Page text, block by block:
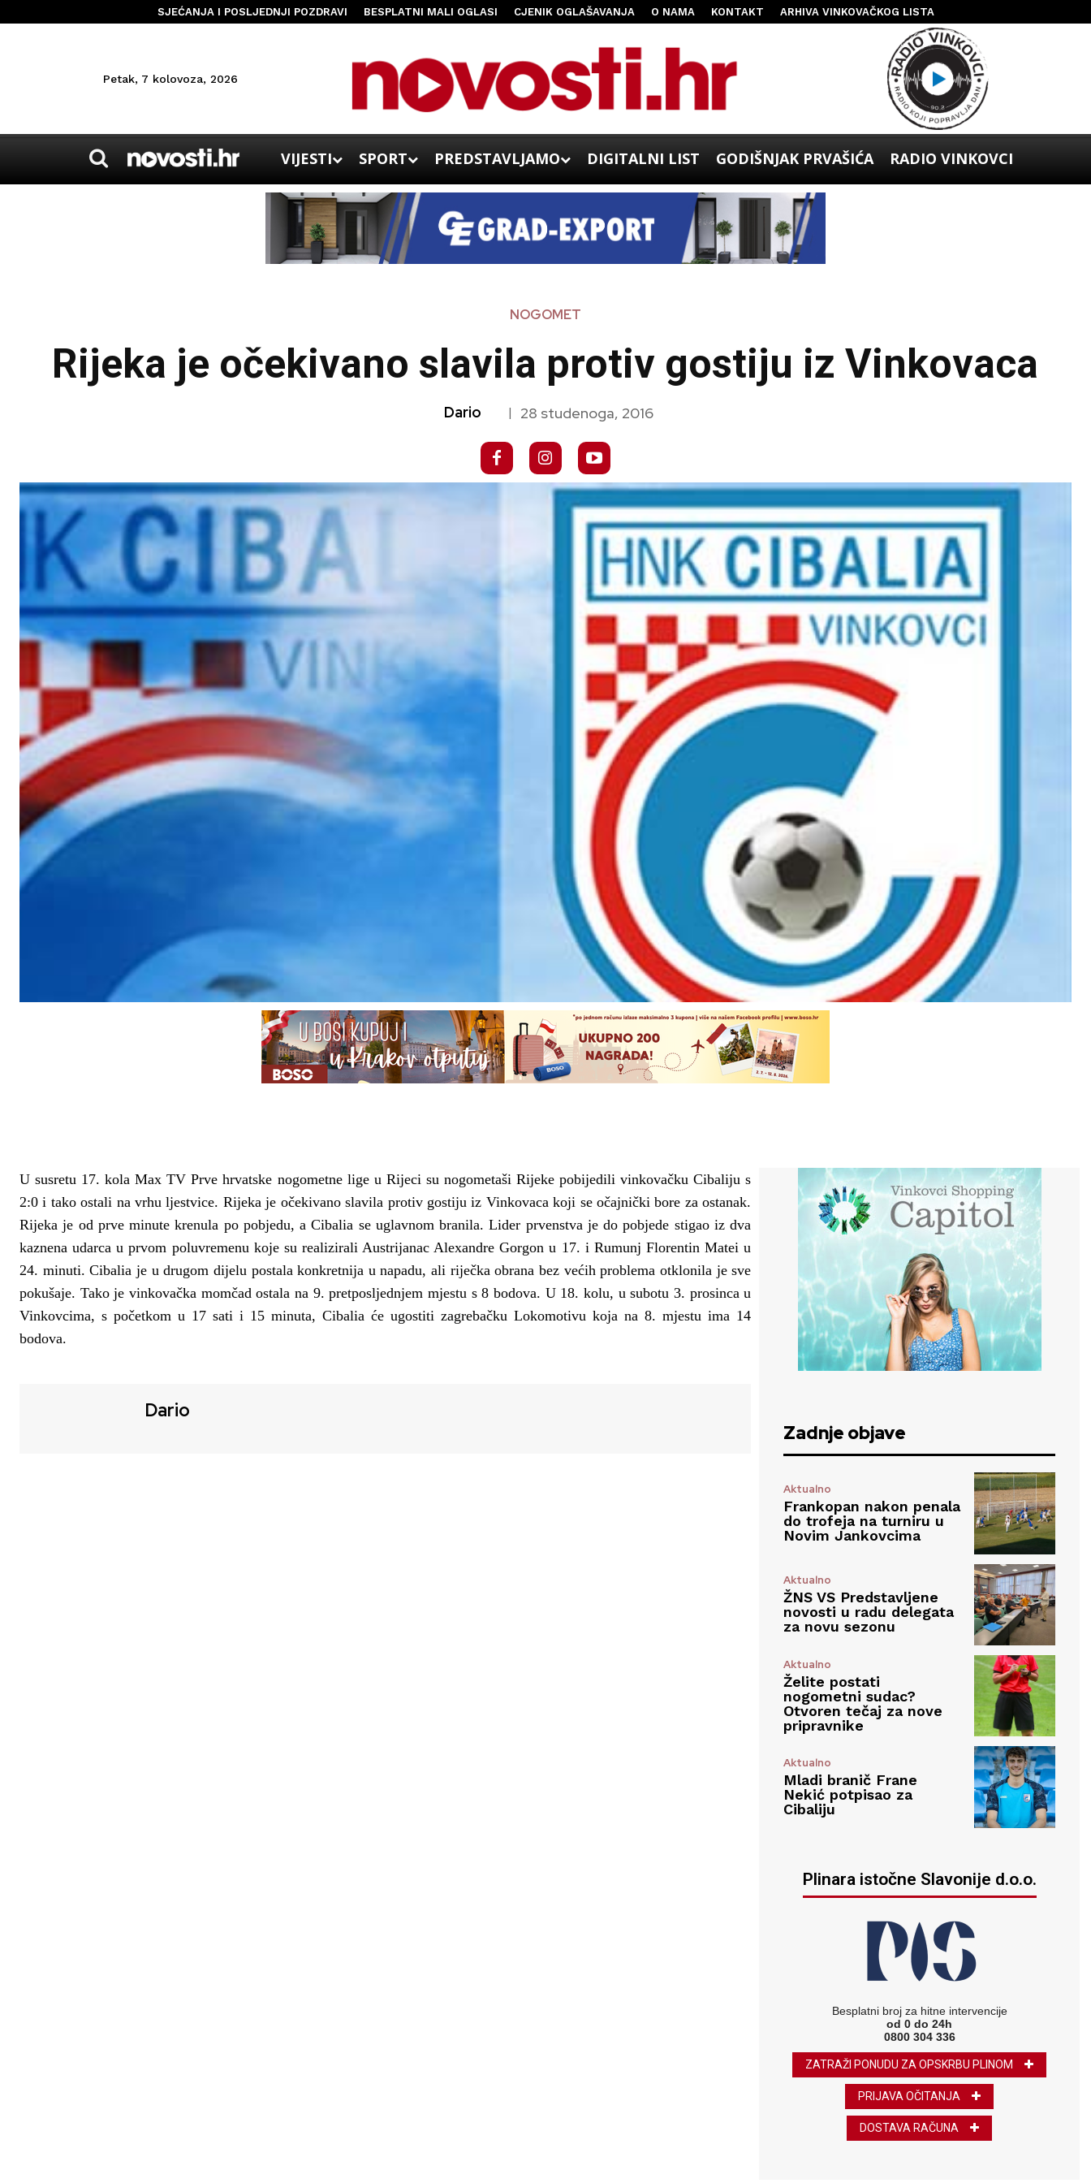
SJEĆANJA I POSLJEDNJI POZDRAVI BESPLATNI MALI OGLASI CJENIK OGLAŠAVANJA O NAMA KONTAKT ARHIVA VINKOVAČKOG LISTA
Petak, 7 kolovoza, 2026
VIJESTI SPORT PREDSTAVLJAMO DIGITALNI LIST GODIŠNJAK PRVAŠIĆA RADIO VINKOVCI
NOGOMET
Rijeka je očekivano slavila protiv gostiju iz Vinkovaca
Dario | 28 studenoga, 2016
U susretu 17. kola Max TV Prve hrvatske nogometne lige u Rijeci su nogometaši Rijeke pobijedili vinkovačku Cibaliju s
2:0 i tako ostali na vrhu ljestvice. Rijeka je očekivano slavila protiv gostiju iz Vinkovaca koji se očajnički bore za ostanak.
Rijeka je od prve minute krenula po pobjedu, a Cibalia se uglavnom branila. Lider prvenstva je do pobjede stigao iz dva
kaznena udarca u prvom poluvremenu koje su realizirali Austrijanac Alexandre Gorgon u 17. i Rumunj Florentin Matei u
24. minuti.Cibalia je u drugom dijelu postala konkretnija u napadu, ali riječka obrana bez većih problema otklonila je sve
pokušaje. Tako je vinkovačka momčad ostala na 9. pretposljednjem mjestu s 8 bodova. U 18. kolu, u subotu 3. prosinca u
Vinkovcima, s početkom u 17 sati i 15 minuta, Cibalia će ugostiti zagrebačku Lokomotivu koja na 8. mjestu ima 14
bodova.
Dario
Zadnje objave
Aktualno
Frankopan nakon penala
do trofeja na turniru u
Novim Jankovcima
Aktualno
ŽNS VS Predstavljene
novosti u radu delegata
za novu sezonu
Aktualno
Želite postati
nogometni sudac?
Otvoren tečaj za nove
pripravnike
Aktualno
Mladi branič Frane
Nekić potpisao za
Cibaliju
Plinara istočne Slavonije d.o.o.
Besplatni broj za hitne intervencije
od 0 do 24h
0800 304 336
ZATRAŽI PONUDU ZA OPSKRBU PLINOM
PRIJAVA OČITANJA
DOSTAVA RAČUNA